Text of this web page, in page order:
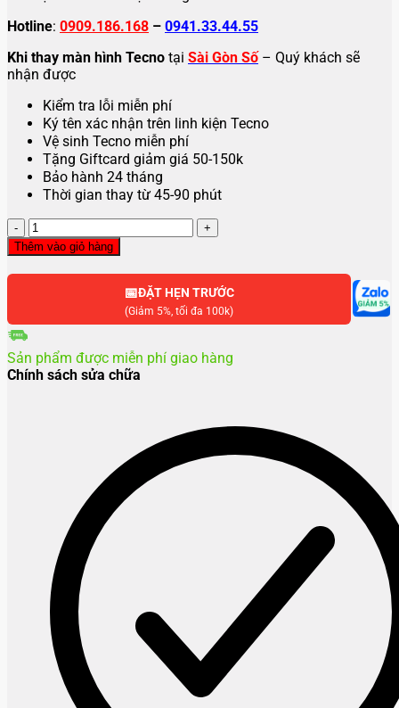
Hotline: 0909.186.168 – 0941.33.44.55
Khi thay màn hình Tecno tại Sài Gòn Số– Quý khách sẽ
nhận được
Kiểm tra lỗi miễn phí
Ký tên xác nhận trên linh kiện Tecno
Vệ sinh Tecno miễn phí
Tặng Giftcard giảm giá 50-150k
Bảo hành 24 tháng
Thời gian thay từ 45-90 phút
Thay
màn
hình
Tecno
Pro
lượng
Thêm vào giỏ hàng
📅ĐẶT HẸN TRƯỚC
(Giảm 5%, tối đa 100k)
Sản phẩm được miễn phí giao hàng
Chính sách sửa chữa